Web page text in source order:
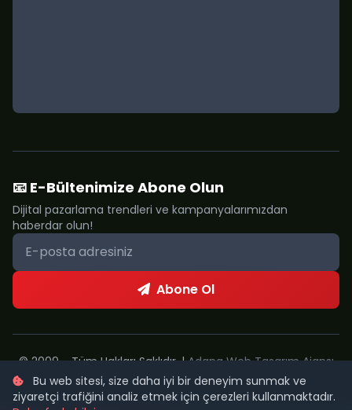
📧 E-Bültenimize Abone Olun
Dijital pazarlama trendleri ve kampanyalarımızdan
haberdar olun!
Abone Ol
© 2009 - Tüm Hakları Saklıdır. |Adana Web Tasarım Ajansı
Metropol Web
Bu web sitesi, size daha iyi bir deneyim sunmak ve
ziyaretçi trafiğini analiz etmek için çerezleri kullanmaktadır.